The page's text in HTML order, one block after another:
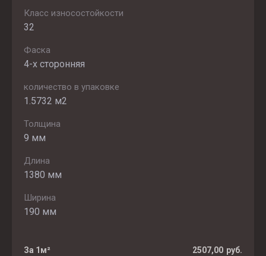
Класс износостойкости
32
Фаска
4-х сторонняя
количество в упаковке
1.5732 м2
Толщина
9 мм
Длина
1380 мм
Ширина
190 мм
За 1м² 2507,00 руб.